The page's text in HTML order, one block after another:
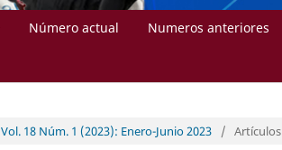
Número actual Numeros anteriores
Vol. 18 Núm. 1 (2023): Enero-Junio 2023 / Artículos